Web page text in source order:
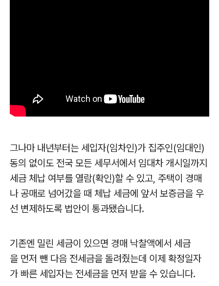
그나마 내년부터는 세입자(임차인)가 집주인(임대인)
동의 없이도 전국 모든 세무서에서 임대차 개시일까지
세금 체납 여부를 열람(확인)할 수 있고, 주택이 경매
나 공매로 넘어갔을 때 체납 세금에 앞서 보증금을 우
선 변제하도록 법안이 통과됐습니다.
기존엔 밀린 세금이 있으면 경매 낙찰액에서 세금
을 먼저 뺀 다음 전세금을 돌려줬는데 이제 확정일자
가 빠른 세입자는 전세금을 먼저 받을 수 있습니다.